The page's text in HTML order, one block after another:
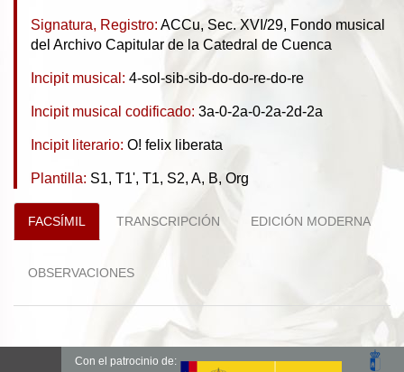
Signatura, Registro: ACCu, Sec. XVI/29, Fondo musical
del Archivo Capitular de la Catedral de Cuenca
Incipit musical: 4-sol-sib-sib-do-do-re-do-re
Incipit musical codificado: 3a-0-2a-0-2a-2d-2a
Incipit literario: O! felix liberata
Plantilla: S1, T1', T1, S2, A, B, Org
FACSÍMIL TRANSCRIPCIÓN EDICIÓN MODERNA
OBSERVACIONES
Con el patrocinio de: